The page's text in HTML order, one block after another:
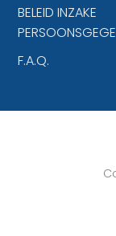
BELEID INZAKE
F.A.Q.